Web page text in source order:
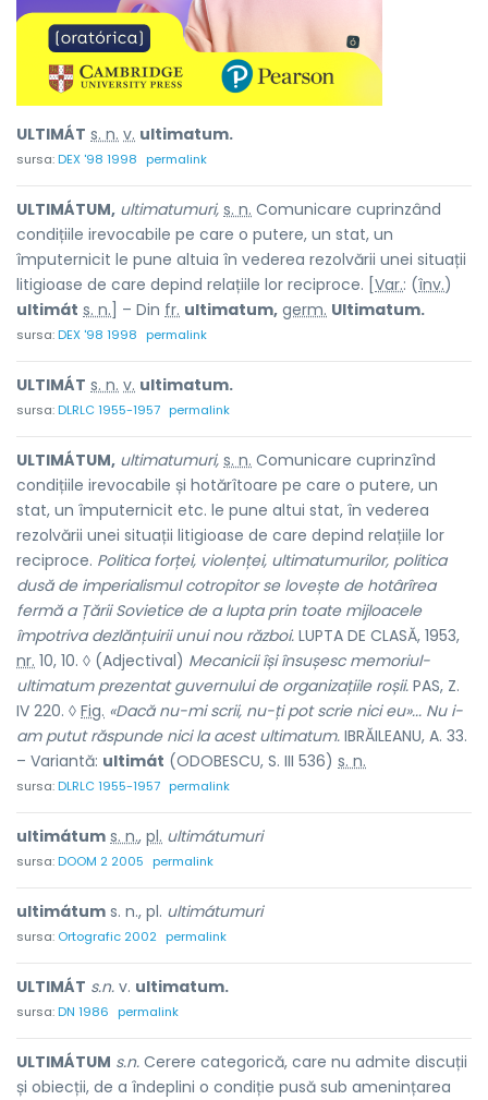
ULTIMÁT s. n. v. ultimatum.
sursa:DEX '98 1998 permalink
ULTIMÁTUM, ultimatumuri, s. n. Comunicare cuprinzând
condițiile irevocabile pe care o putere, un stat, un
împuternicit le pune altuia în vederea rezolvării unei situații
litigioase de care depind relațiile lor reciproce. [ Var.: (înv.)
ultimát s. n. ] – Din fr. ultimatum, germ. Ultimatum.
sursa:DEX '98 1998 permalink
ULTIMÁT s. n. v. ultimatum.
sursa:DLRLC 1955-1957 permalink
ULTIMÁTUM, ultimatumuri, s. n. Comunicare cuprinzînd
condițiile irevocabile și hotărîtoare pe care o putere, un
stat, un împuternicit etc. le pune altui stat, în vederea
rezolvării unei situații litigioase de care depind relațiile lor
reciproce. Politica forței, violenței, ultimatumurilor, politica
dusă de imperialismul cotropitor se lovește de hotârîrea
fermă a Țării Sovietice de a lupta prin toate mijloacele
împotriva dezlănțuirii unui nou război. LUPTA DE CLASĂ, 1953,
nr. 10, 10. ◊ (Adjectival) Mecanicii își însușesc memoriul-
ultimatum prezentat guvernului de organizațiile roșii. PAS, Z.
IV 220. ◊ Fig. «Dacă nu-mi scrii, nu-ți pot scrie nici eu»... Nu i-
am putut răspunde nici la acest ultimatum. IBRĂILEANU, A. 33.
– Variantă: ultimát (ODOBESCU, S. III 536) s. n.
sursa:DLRLC 1955-1957 permalink
ultimátum s. n., pl. ultimátumuri
sursa:DOOM 2 2005 permalink
ultimátum s. n., pl. ultimátumuri
sursa: Ortografic 2002 permalink
ULTIMÁT s.n. v. ultimatum.
sursa:DN 1986 permalink
ULTIMÁTUM s.n. Cerere categorică, care nu admite discuții
și obiecții, de a îndeplini o condiție pusă sub amenințarea